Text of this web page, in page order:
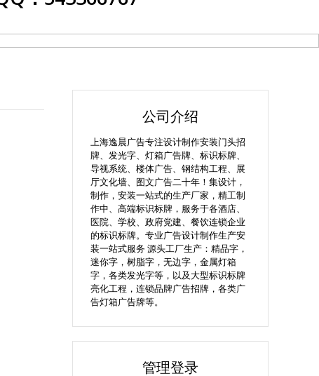
公司介绍
上海逸晨广告专注设计制作安装门头招
牌、发光字、灯箱广告牌、标识标牌、
导视系统、楼体广告、钢结构工程、展
厅文化墙、图文广告二十年！集设计，
制作，安装一站式的生产厂家，精工制
作中、高端标识标牌，服务于各酒店、
医院、学校、政府党建、餐饮连锁企业
的标识标牌。专业广告设计制作生产安
装一站式服务 源头工厂生产：精品字，
迷你字，树脂字，无边字，金属灯箱
字，各类发光字等，以及大型标识标牌
亮化工程，连锁品牌广告招牌，各类广
告灯箱广告牌等。
管理登录